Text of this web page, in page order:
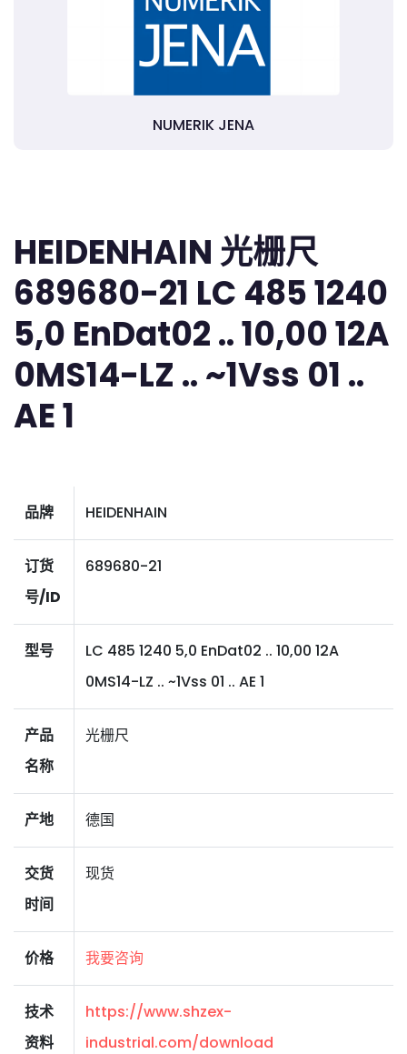
NUMERIK JENA
HEIDENHAIN 光栅尺
689680-21 LC 485 1240
5,0 EnDat02 .. 10,00 12A
0MS14-LZ .. ~1Vss 01 ..
AE 1
品牌 HEIDENHAIN
订货
号/ID
689680-21
型号
LC 485 1240 5,0 EnDat02 .. 10,00 12A
0MS14-LZ .. ~1Vss 01 .. AE 1
产品
名称
光栅尺
产地 德国
交货
时间
现货
价格 我要咨询
技术
资料
https://www.shzex-
industrial.com/download